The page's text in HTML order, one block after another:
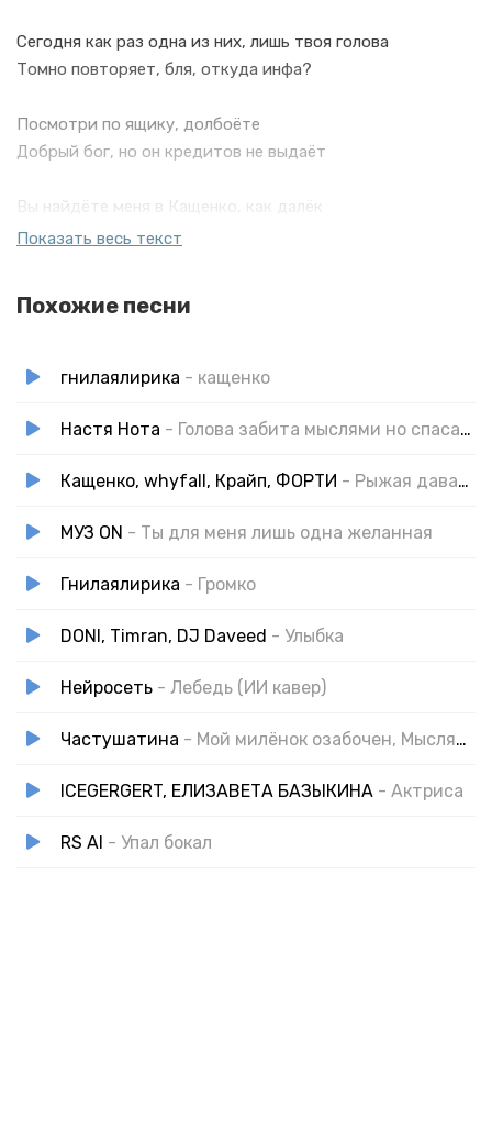
Сегодня как раз одна из них, лишь твоя голова
Томно повторяет, бля, откуда инфа?
Посмотри по ящику, долбоёте
Добрый бог, но он кредитов не выдаёт
Вы найдёте меня в Кащенко, как далёк
Примет дар с моими мыслями, самолёт
Видно, думы для обшивки стали велики
Показать весь текст
Похожие песни
гнилаялирика - кащенко
Настя Нота - Голова забита мыслями но спасает музыка
Кащенко, whyfall, Крайп, ФОРТИ - Рыжая давалка
МУЗ ОN - Ты для меня лишь одна желанная
Гнилаялирика - Громко
DONI, Timran, DJ Daveed - Улыбка
Нейросеть - Лебедь (ИИ кавер)
Частушатина - Мой милёнок озабочен, Мыслями про это
ICEGERGERT, ЕЛИЗАВЕТА БАЗЫКИНА - Актриса
RS AI - Упал бокал